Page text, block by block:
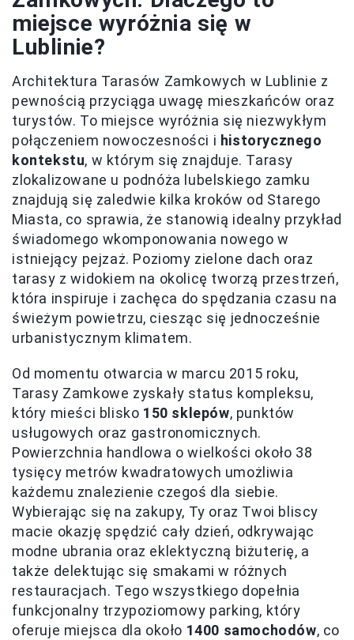
miejsce wyróżnia się w
Lublinie?
Architektura Tarasów Zamkowych w Lublinie z
pewnością przyciąga uwagę mieszkańców oraz
turystów. To miejsce wyróżnia się niezwykłym
połączeniem nowoczesności i historycznego
kontekstu, w którym się znajduje. Tarasy
zlokalizowane u podnóża lubelskiego zamku
znajdują się zaledwie kilka kroków od Starego
Miasta, co sprawia, że stanowią idealny przykład
świadomego wkomponowania nowego w
istniejący pejzaż. Poziomy zielone dach oraz
tarasy z widokiem na okolicę tworzą przestrzeń,
która inspiruje i zachęca do spędzania czasu na
świeżym powietrzu, ciesząc się jednocześnie
urbanistycznym klimatem.
Od momentu otwarcia w marcu 2015 roku,
Tarasy Zamkowe zyskały status kompleksu,
który mieści blisko 150 sklepów, punktów
usługowych oraz gastronomicznych.
Powierzchnia handlowa o wielkości około 38
tysięcy metrów kwadratowych umożliwia
każdemu znalezienie czegoś dla siebie.
Wybierając się na zakupy, Ty oraz Twoi bliscy
macie okazję spędzić cały dzień, odkrywając
modne ubrania oraz eklektyczną biżuterię, a
także delektując się smakami w różnych
restauracjach. Tego wszystkiego dopełnia
funkcjonalny trzypoziomowy parking, który
oferuje miejsca dla około 1400 samochodów, co